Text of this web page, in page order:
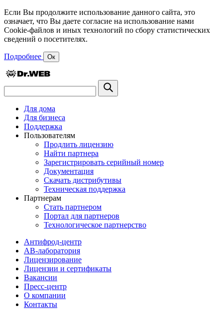
Если Вы продолжите использование данного сайта, это
означает, что Вы даете согласие на использование нами
Cookie-файлов и иных технологий по сбору статистических
сведений о посетителях.
Подробнее Ок
Для дома
Для бизнеса
Поддержка
Пользователям
Продлить лицензию
Найти партнера
Зарегистрировать серийный номер
Документация
Скачать дистрибутивы
Техническая поддержка
Партнерам
Стать партнером
Портал для партнеров
Технологическое партнерство
Антифрод-центр
АВ-лаборатория
Лицензирование
Лицензии и сертификаты
Вакансии
Пресс-центр
О компании
Контакты